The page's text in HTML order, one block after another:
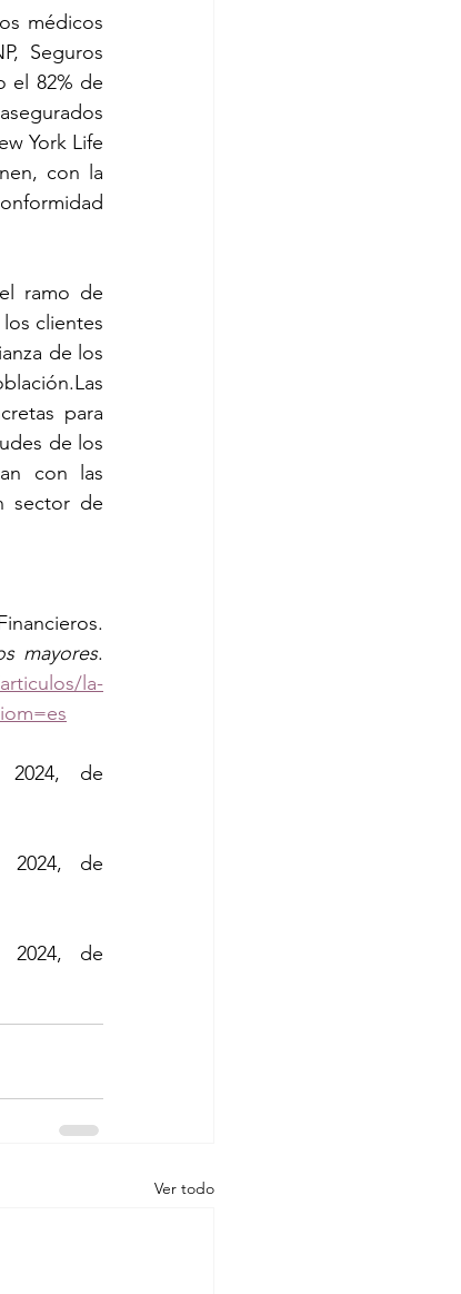
médicos
Seguros
el 82% de
York Life
con la
clientes
de los
para
de los
con las
sector de
mayores
la-
Ver todo